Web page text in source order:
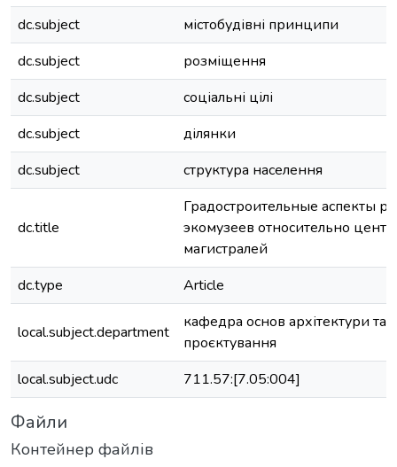
dc.subject
містобудівні принципи
dc.subject
розміщення
dc.subject
соціальні цілі
dc.subject
ділянки
dc.subject
структура населення
dc.title
Градостроительные аспекты
экомузеев относительно
магистралей
dc.type
Article
local.subject.department
кафедра основ архітектури та
проєктування
local.subject.udc
711.57:[7.05:004]
Файли
Контейнер файлів